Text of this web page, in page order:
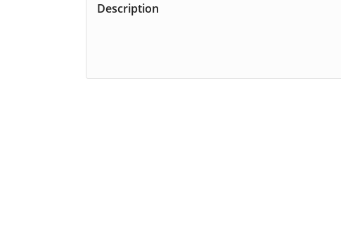
Description